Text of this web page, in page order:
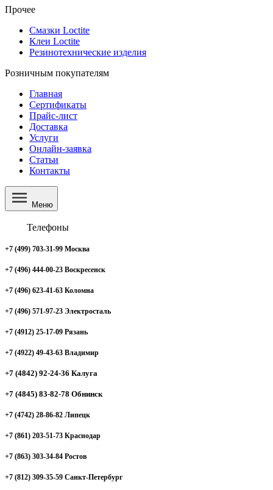
Прочее
Смазки Loctite
Клеи Loctite
Резинотехнические изделия
Розничным покупателям
Главная
Сертификаты
Прайс-лист
Доставка
Услуги
Онлайн-заявка
Статьи
Контакты
Меню
Телефоны
+7 (499) 703-31-99 Москва
+7 (496) 444-00-23 Воскресенск
+7 (496) 623-41-63 Коломна
+7 (496) 571-97-23 Электросталь
+7 (4912) 25-17-09 Рязань
+7 (4922) 49-43-63 Владимир
+7 (4842) 92-24-36 Калуга
+7 (4845) 83-82-78 Обнинск
+7 (4742) 28-86-82 Липецк
+7 (861) 203-51-73 Краснодар
+7 (863) 303-34-84 Ростов
+7 (812) 309-35-59 Санкт-Петербург